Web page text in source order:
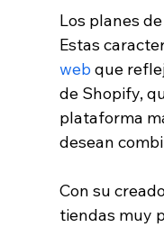
Los planes
Estas
web que
de Shopify,
plataforma
desean
Con su
tiendas muy